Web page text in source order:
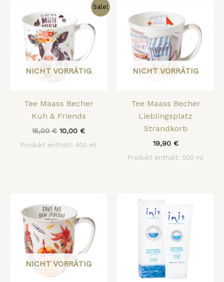
Sale!
NICHT VORRÄTIG
Tee Maass Becher
Kuh & Friends
15,00€
Ursprünglicher
Preis
war:
15,00 €
10,00 €
Aktueller
Preis
ist:
10,00 €.
Produkt enthält: 400 ml
NICHT VORRÄTIG
Tee Maass Becher
Lieblingsplatz
Strandkorb
19,90 €
Produkt enthält: 500 ml
NICHT VORRÄTIG